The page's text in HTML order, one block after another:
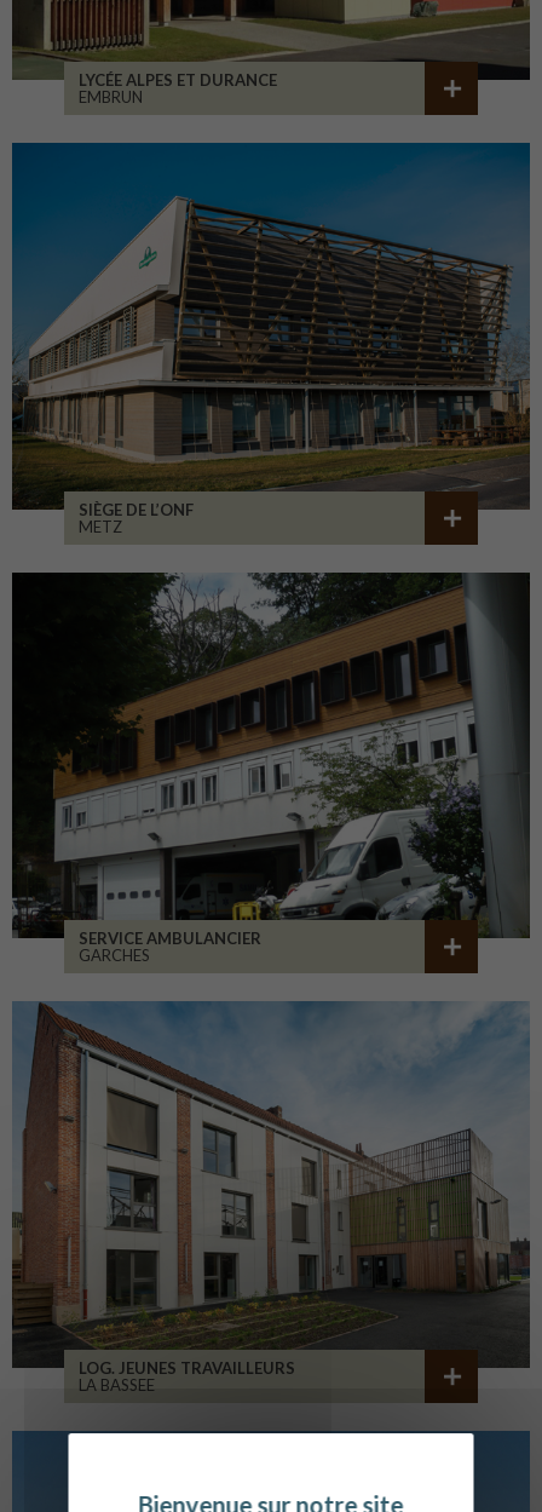
LYCÉE ALPES ET DURANCE
EMBRUN
SIÈGE DE L’ONF
METZ
SERVICE AMBULANCIER
GARCHES
LOG. JEUNES TRAVAILLEURS
LA BASSEE